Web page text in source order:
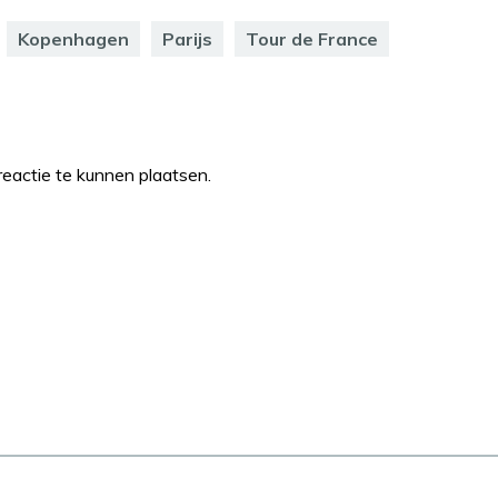
Kopenhagen Parijs Tour de France
te kunnen plaatsen.